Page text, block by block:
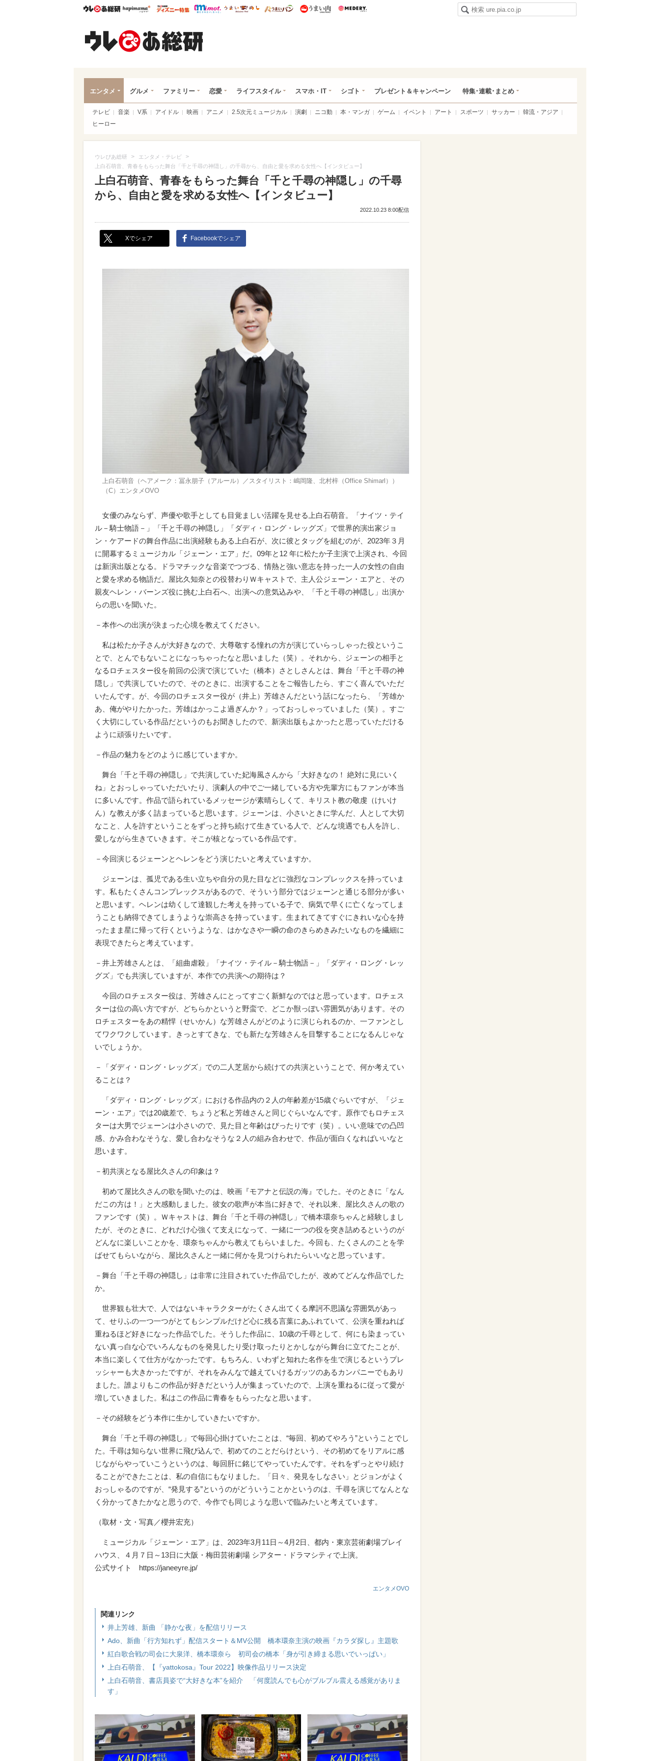
ウレぴあ総研ハピママ* ウレぴあ総研 ディズニー特集
mimot. うまいめし うまいパン うまい肉
エンタメ グルメ ファミリー 恋愛 ライフスタイル スマホ・IT シゴト プレゼント＆キャンペーン 特集･連載･まとめ
テレビ 音楽 V系 アイドル 映画 アニメ 2.5次元ミュージカル 演劇 ニコ動 本・マンガ ゲーム イベント アート スポーツ サッカー
韓流・アジア
ヒーロー
ウレぴあ総研 > エンタメ・テレビ >
上白石萌音、青春をもらった舞台「千と千尋の神隠し」の千尋から、自由と愛を求める女性へ【インタビュー】
上白石萌音、青春をもらった舞台「千と千尋の神隠し」の千尋
から、自由と愛を求める女性へ【インタビュー】
2022.10.23 8:00配信
Xでシェア Facebookでシェア
上白石萌音（ヘアメーク：冨永朋子（アルール）／スタイリスト：嶋岡隆、北村梓（Office Shimarl））
（C）エンタメOVO
女優のみならず、声優や歌手としても目覚ましい活躍を見せる上白石萌音。「ナイツ・テイ
ル－騎士物語－」「千と千尋の神隠し」「ダディ・ロング・レッグズ」で世界的演出家ジョ
ン・ケアードの舞台作品に出演経験もある上白石が、次に彼とタッグを組むのが、2023年３月
に開幕するミュージカル「ジェーン・エア」だ。09年と12 年に松たか子主演で上演され、今回
は新演出版となる。ドラマチックな音楽でつづる、情熱と強い意志を持った一人の女性の自由
と愛を求める物語だ。屋比久知奈との役替わりＷキャストで、主人公ジェーン・エアと、その
親友ヘレン・バーンズ役に挑む上白石へ、出演への意気込みや、「千と千尋の神隠し」出演か
らの思いを聞いた。
－本作への出演が決まった心境を教えてください。
私は松たか子さんが大好きなので、大尊敬する憧れの方が演じていらっしゃった役というこ
とで、とんでもないことになっちゃったなと思いました（笑）。それから、ジェーンの相手と
なるロチェスター役を前回の公演で演じていた（橋本）さとしさんとは、舞台「千と千尋の神
隠し」で共演していたので、そのときに、出演することをご報告したら、すごく喜んでいただ
いたんです。が、今回のロチェスター役が（井上）芳雄さんだという話になったら、「芳雄か
あ、俺がやりたかった。芳雄はかっこよ過ぎんか？」っておっしゃっていました（笑）。すご
く大切にしている作品だというのもお聞きしたので、新演出版もよかったと思っていただける
ように頑張りたいです。
－作品の魅力をどのように感じていますか。
舞台「千と千尋の神隠し」で共演していた妃海風さんから「大好きなの！ 絶対に見にいく
ね」とおっしゃっていただいたり、演劇人の中でご一緒している方や先輩方にもファンが本当
に多いんです。作品で語られているメッセージが素晴らしくて、キリスト教の敬虔（けいけ
ん）な教えが多く詰まっていると思います。ジェーンは、小さいときに学んだ、人として大切
なこと、人を許すということをずっと持ち続けて生きている人で、どんな境遇でも人を許し、
愛しながら生きていきます。そこが核となっている作品です。
－今回演じるジェーンとヘレンをどう演じたいと考えていますか。
ジェーンは、孤児である生い立ちや自分の見た目などに強烈なコンプレックスを持っていま
す。私もたくさんコンプレックスがあるので、そういう部分ではジェーンと通じる部分が多い
と思います。ヘレンは幼くして達観した考えを持っている子で、病気で早くに亡くなってしま
うことも納得できてしまうような崇高さを持っています。生まれてきてすぐにきれいな心を持
ったまま星に帰って行くというような、はかなさや一瞬の命のきらめきみたいなものを繊細に
表現できたらと考えています。
－井上芳雄さんとは、「組曲虐殺」「ナイツ・テイル－騎士物語－」「ダディ・ロング・レッ
グズ」でも共演していますが、本作での共演への期待は？
今回のロチェスター役は、芳雄さんにとってすごく新鮮なのではと思っています。ロチェス
ターは位の高い方ですが、どちらかというと野蛮で、どこか獣っぽい雰囲気があります。その
ロチェスターをあの精悍（せいかん）な芳雄さんがどのように演じられるのか、一ファンとし
てワクワクしています。きっとすてきな、でも新たな芳雄さんを目撃することになるんじゃな
いでしょうか。
－「ダディ・ロング・レッグズ」での二人芝居から続けての共演ということで、何か考えてい
ることは？
「ダディ・ロング・レッグズ」における作品内の２人の年齢差が15歳ぐらいですが、「ジェ
ーン・エア」では20歳差で、ちょうど私と芳雄さんと同じぐらいなんです。原作でもロチェス
ターは大男でジェーンは小さいので、見た目と年齢はぴったりです（笑）。いい意味での凸凹
感、かみ合わなそうな、愛し合わなそうな２人の組み合わせで、作品が面白くなればいいなと
思います。
－初共演となる屋比久さんの印象は？
初めて屋比久さんの歌を聞いたのは、映画『モアナと伝説の海』でした。そのときに「なん
だこの方は！」と大感動しました。彼女の歌声が本当に好きで、それ以来、屋比久さんの歌の
ファンです（笑）。Ｗキャストは、舞台「千と千尋の神隠し」で橋本環奈ちゃんと経験しまし
たが、そのときに、どれだけ心強くて支えになって、一緒に一つの役を突き詰めるというのが
どんなに楽しいことかを、環奈ちゃんから教えてもらいました。今回も、たくさんのことを学
ばせてもらいながら、屋比久さんと一緒に何かを見つけられたらいいなと思っています。
－舞台「千と千尋の神隠し」は非常に注目されていた作品でしたが、改めてどんな作品でした
か。
世界観も壮大で、人ではないキャラクターがたくさん出てくる摩訶不思議な雰囲気があっ
て、せりふの一つ一つがとてもシンプルだけど心に残る言葉にあふれていて、公演を重ねれば
重ねるほど好きになった作品でした。そうした作品に、10歳の千尋として、何にも染まってい
ない真っ白な心でいろんなものを発見したり受け取ったりとかしながら舞台に立てたことが、
本当に楽しくて仕方がなかったです。もちろん、いわずと知れた名作を生で演じるというプレ
ッシャーも大きかったですが、それをみんなで越えていけるガッツのあるカンパニーでもあり
ました。誰よりもこの作品が好きだという人が集まっていたので、上演を重ねるに従って愛が
増していきました。私はこの作品に青春をもらったなと思います。
－その経験をどう本作に生かしていきたいですか。
舞台「千と千尋の神隠し」で毎回心掛けていたことは、“毎回、初めてやろう”ということでし
た。千尋は知らない世界に飛び込んで、初めてのことだらけという、その初めてをリアルに感
じながらやっていこうというのは、毎回肝に銘じてやっていたんです。それをずっとやり続け
ることができたことは、私の自信にもなりました。「日々、発見をしなさい」とジョンがよく
おっしゃるのですが、“発見する”というのがどういうことかというのは、千尋を演じてなんとな
く分かってきたかなと思うので、今作でも同じような思いで臨みたいと考えています。
（取材・文・写真／櫻井宏充）
ミュージカル「ジェーン・エア」は、2023年3月11日～4月2日、都内・東京芸術劇場プレイ
ハウス、４月７日～13日に大阪・梅田芸術劇場 シアター・ドラマシティで上演。
公式サイト https://janeeyre.jp/
エンタメOVO
関連リンク
井上芳雄、新曲 「静かな夜」を配信リリース
Ado、新曲「行方知れず」配信スタート＆MV公開 橋本環奈主演の映画『カラダ探し』主題歌
紅白歌合戦の司会に大泉洋、橋本環奈ら 初司会の橋本「身が引き締まる思いでいっぱい」
上白石萌音、【『yattokosa』Tour 2022】映像作品リリース決定
上白石萌音、書店員姿で“大好きな本”を紹介 「何度読んでも心がブルブル震える感覚がありま
す」